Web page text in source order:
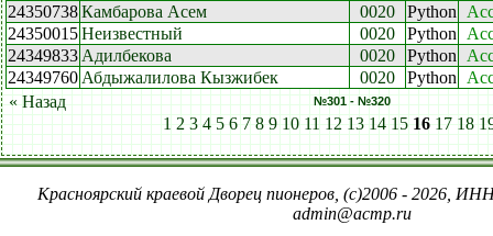
24350738Камбарова Асем 0020 Python
24350015Неизвестный 0020 Python
24349833 Адилбекова 0020 Python
24349760 Абдыжалилова Кызжибек 0020 Python
« Назад
№301 - №320
1 2 3 4 5 6 7 8 9 10 11 12 13 14 15 16 17 18
Красноярский краевой Дворец пионеров, (c)2006 - 2026,
admin@acmp.ru